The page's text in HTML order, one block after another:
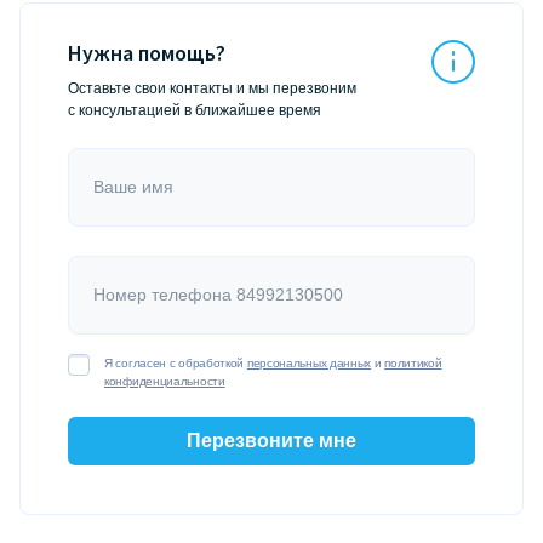
Нужна помощь?
Оставьте свои контакты и мы перезвоним
с консультацией в ближайшее время
Ваше имя
Номер телефона 84992130500
Я согласен с обработкой персональных данных иполитикой
конфиденциальности
Перезвоните мне